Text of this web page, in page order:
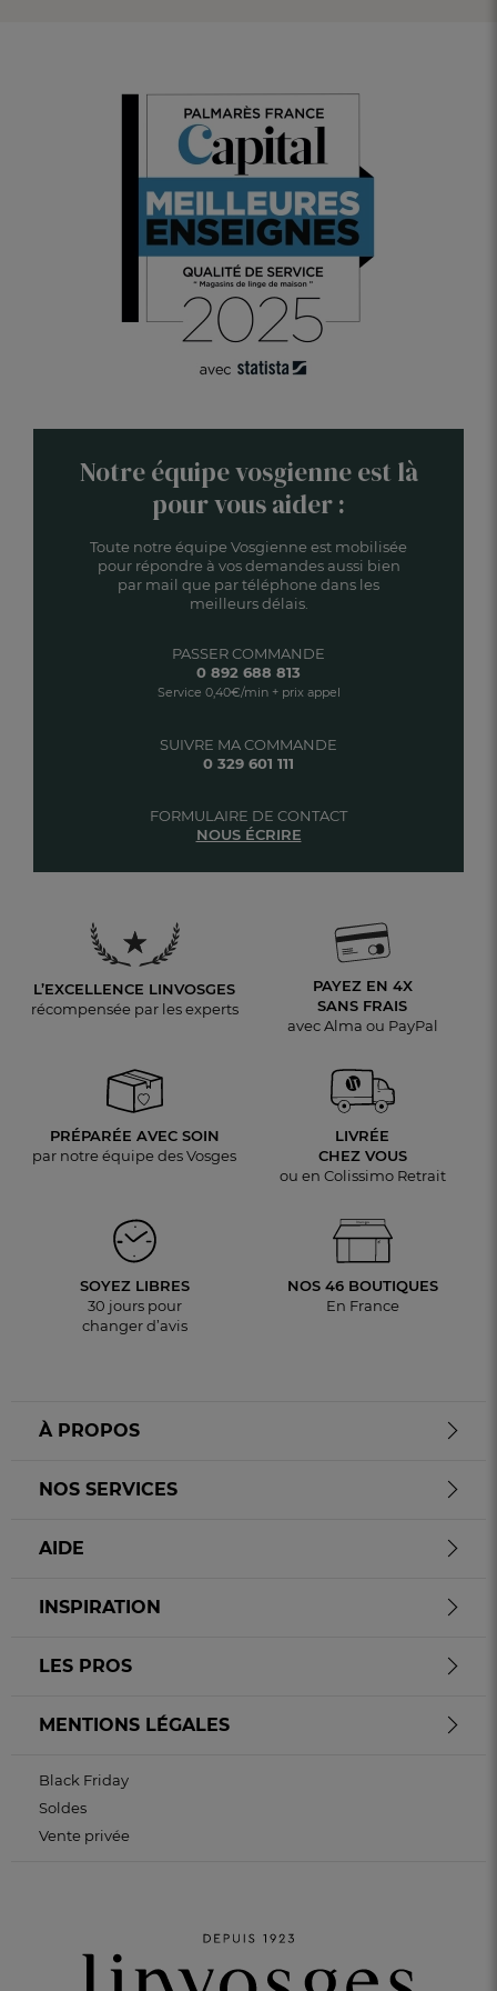
Repasser vos draps à basse température pour conserver leur
forme et leur douceur.
Rangez-les dans un endroit sec et à l'abri de la lumière directe
pour éviter la décoloration.
En suivant ces conseils, vos draps housse en métis resteront
magnifiques et confortables, nuit après nuit.
Notre équipe vosgienne est là
pour vous aider :
Toute notre équipe Vosgienne est mobilisée
pour répondre à vos demandes aussi bien
par mail que par téléphone dans les
meilleurs délais.
SUIVRE MA COMMANDE
0 329 601 111
PASSER COMMANDE
0 892 688 813
Service 0,40€/min + prix appel
FORMULAIRE DE CONTACT
NOUS ÉCRIRE
L’EXCELLENCE LINVOSGES
récompensée par les experts
PAYEZ EN 4X
SANS FRAIS
avec Alma ou PayPal
PRÉPARÉE AVEC SOIN
par notre équipe des Vosges
LIVRÉE
CHEZ VOUS
ou en Colissimo Retrait
SOYEZ LIBRES
30 jours pour
changer d’avis
NOS 46 BOUTIQUES
En France
À PROPOS
NOS SERVICES
AIDE
INSPIRATION
LES PROS
MENTIONS LÉGALES
Black Friday
Soldes
Vente privée